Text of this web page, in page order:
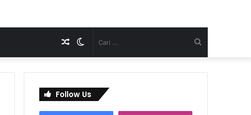
...
Switch
skin
Artikel
Acak
Follow Us